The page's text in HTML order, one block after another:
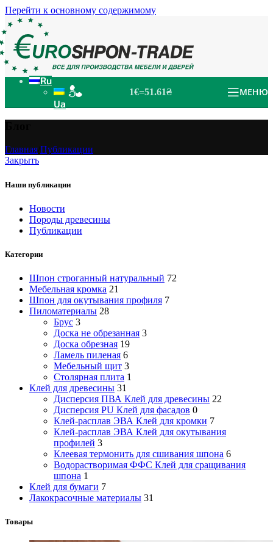
Перейти к основному содержимому
Ru
Ua
1€=51.61₴ МЕНЮ
Главная Публикации
Закрыть
Наши публикации
Новости
Породы древесины
Публикации
Категории
Шпон строганный натуральный 72
Мебельная кромка 21
Шпон для окутывания профиля 7
Пиломатериалы 28
Брус 3
Доска не обрезанная 3
Доска обрезная 19
Ламель пиленая 6
Мебельный щит 3
Столярная плита 1
Клей для древесины 31
Дисперсия ПВА Клей для древесины 22
Дисперсия PU Клей для фасадов 0
Клей-расплав ЭВА Клей для кромки 7
Клей-расплав ЭВА Клей для окутывания
профилей 3
Клеевая термонить для сшивания шпона 6
Водорастворимая ФФС Клей для сращивания
шпона 1
Клей для бумаги 7
Лакокрасочные материалы 31
Товары